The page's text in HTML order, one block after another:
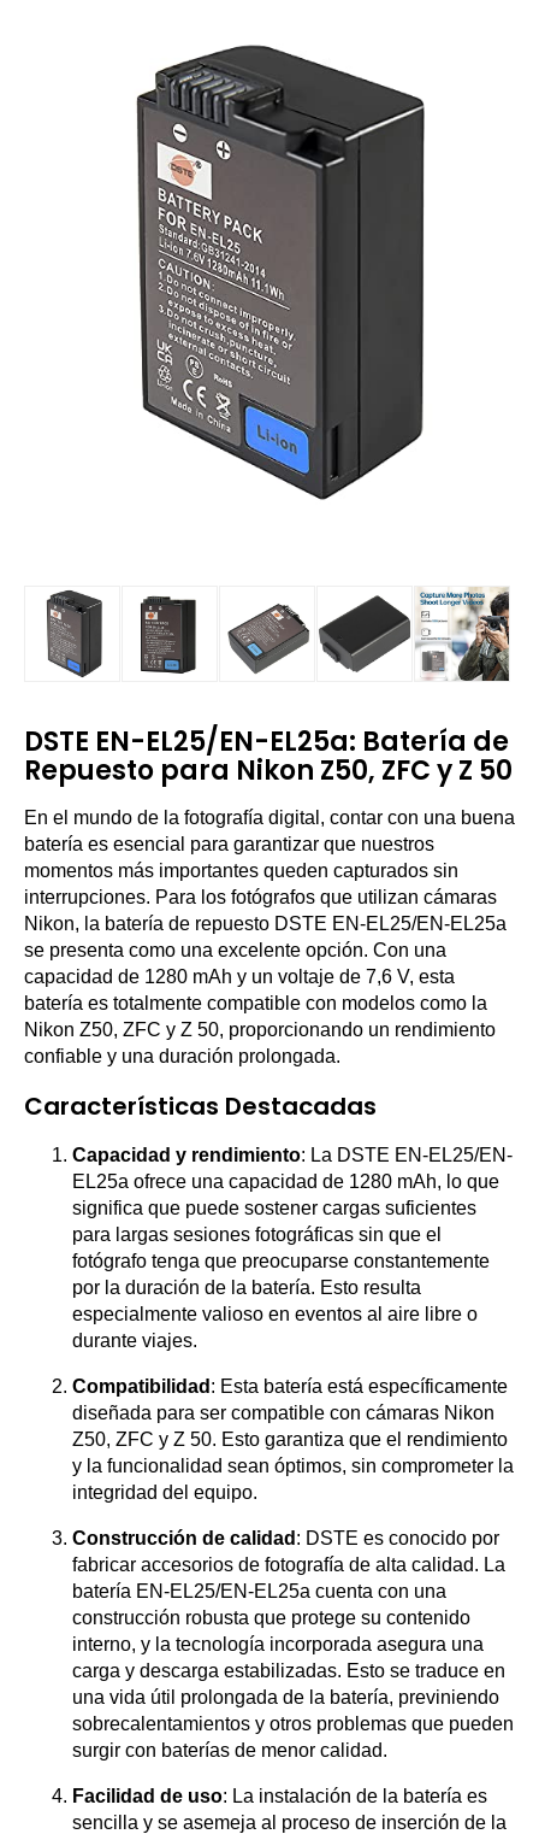
DSTE EN-EL25/EN-EL25a: Batería de
Repuesto para Nikon Z50, ZFC y Z 50
En el mundo de la fotografía digital, contar con una buena
batería es esencial para garantizar que nuestros
momentos más importantes queden capturados sin
interrupciones. Para los fotógrafos que utilizan cámaras
Nikon, la batería de repuesto DSTE EN-EL25/EN-EL25a
se presenta como una excelente opción. Con una
capacidad de 1280 mAh y un voltaje de 7,6 V, esta
batería es totalmente compatible con modelos como la
Nikon Z50, ZFC y Z 50, proporcionando un rendimiento
confiable y una duración prolongada.
Características Destacadas
Capacidad y rendimiento: La DSTE EN-EL25/EN-
EL25a ofrece una capacidad de 1280 mAh, lo que
significa que puede sostener cargas suficientes
para largas sesiones fotográficas sin que el
fotógrafo tenga que preocuparse constantemente
por la duración de la batería. Esto resulta
especialmente valioso en eventos al aire libre o
durante viajes.
Compatibilidad : Esta batería está específicamente
diseñada para ser compatible con cámaras Nikon
Z50, ZFC y Z 50. Esto garantiza que el rendimiento
y la funcionalidad sean óptimos, sin comprometer la
integridad del equipo.
Construcción de calidad : DSTE es conocido por
fabricar accesorios de fotografía de alta calidad. La
batería EN-EL25/EN-EL25a cuenta con una
construcción robusta que protege su contenido
interno, y la tecnología incorporada asegura una
carga y descarga estabilizadas. Esto se traduce en
una vida útil prolongada de la batería, previniendo
sobrecalentamientos y otros problemas que pueden
surgir con baterías de menor calidad.
Facilidad de uso: La instalación de la batería es
sencilla y se asemeja al proceso de inserción de la